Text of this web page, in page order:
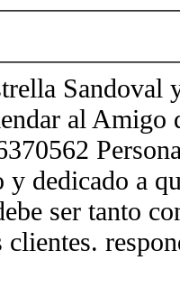
Sandoval
al Amigo
y dedicado a
ser tanto
clientes.